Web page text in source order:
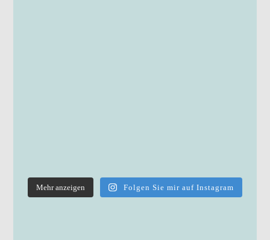
Mehr anzeigen Folgen Sie mir auf Instagram